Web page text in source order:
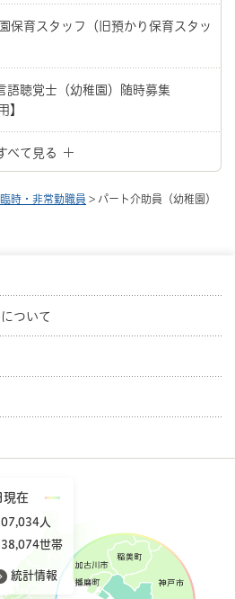
保育スタッフ（旧預かり保育スタッ
語聴覚士（幼稚園）随時募集
】
べて見る
臨時・非常勤職員 > パート介助員（幼稚園）
ついて
在
人
世帯
統計情報